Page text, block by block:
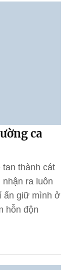
ca
tan thành cát
nhận ra luôn
ẩn giữ mình ở
hỗn độn